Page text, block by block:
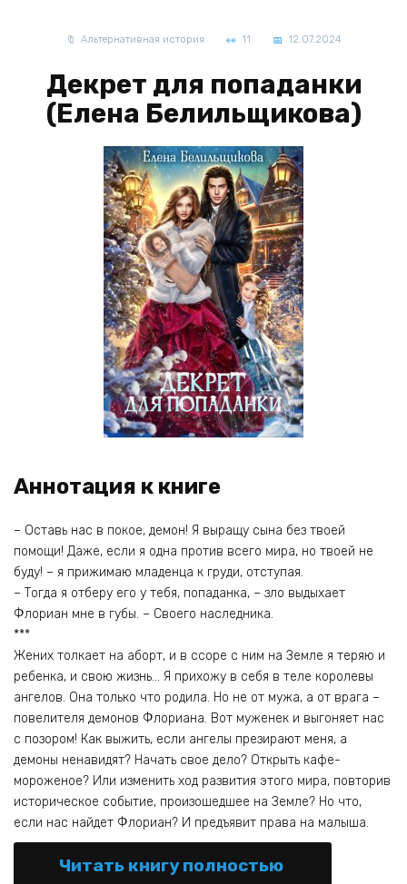
Альтернативная история 11 12.07.2024
Декрет для попаданки
(Елена Белильщикова)
Аннотация к книге
– Оставь нас в покое, демон! Я выращу сына без твоей
помощи! Даже, если я одна против всего мира, но твоей не
буду! – я прижимаю младенца к груди, отступая.
– Тогда я отберу его у тебя, попаданка, – зло выдыхает
Флориан мне в губы. – Своего наследника.
***
Жених толкает на аборт, и в ссоре с ним на Земле я теряю и
ребенка, и свою жизнь… Я прихожу в себя в теле королевы
ангелов. Она только что родила. Но не от мужа, а от врага –
повелителя демонов Флориана. Вот муженек и выгоняет нас
с позором! Как выжить, если ангелы презирают меня, а
демоны ненавидят? Начать свое дело? Открыть кафе-
мороженое? Или изменить ход развития этого мира, повторив
историческое событие, произошедшее на Земле? Но что,
если нас найдет Флориан? И предъявит права на малыша.
Читать книгу полностью